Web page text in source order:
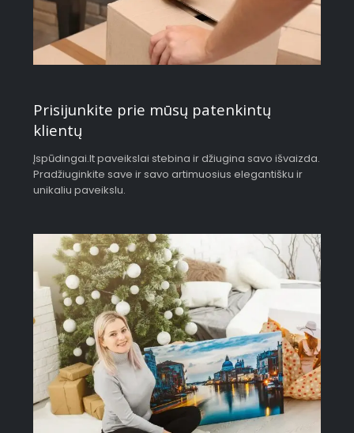
Prisijunkite prie mūsų patenkintų
klientų
Įspūdingai.lt paveikslai stebina ir džiugina savo išvaizda.
Pradžiuginkite save ir savo artimuosius elegantišku ir
unikaliu paveikslu.